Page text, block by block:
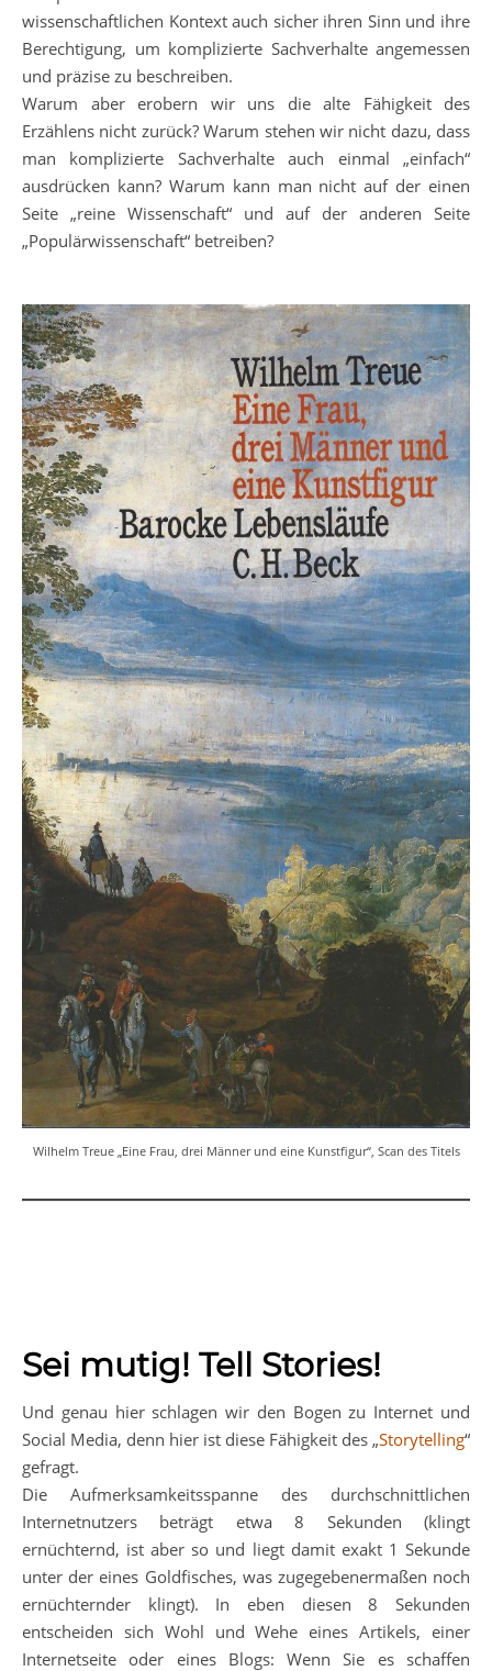
wissenschaftlichen Kontext auch sicher ihren Sinn und ihre
Berechtigung, um komplizierte Sachverhalte angemessen
und präzise zu beschreiben.
Warum aber erobern wir uns die alte Fähigkeit des
Erzählens nicht zurück? Warum stehen wir nicht dazu, dass
man komplizierte Sachverhalte auch einmal „einfach“
ausdrücken kann? Warum kann man nicht auf der einen
Seite „reine Wissenschaft“ und auf der anderen Seite
„Populärwissenschaft“ betreiben?
Wilhelm Treue „Eine Frau, drei Männer und eine Kunstfigur“, Scan des Titels
Sei mutig! Tell Stories!
Und genau hier schlagen wir den Bogen zu Internet und
Social Media, denn hier ist diese Fähigkeit des „Storytelling“
gefragt.
Die Aufmerksamkeitsspanne des durchschnittlichen
Internetnutzers beträgt etwa 8 Sekunden (klingt
ernüchternd, ist aber so und liegt damit exakt 1 Sekunde
unter der eines Goldfisches, was zugegebenermaßen noch
ernüchternder klingt). In eben diesen 8 Sekunden
entscheiden sich Wohl und Wehe eines Artikels, einer
Internetseite oder eines Blogs: Wenn Sie es schaffen